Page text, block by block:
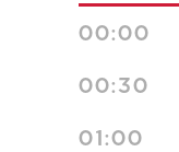
00:00
00:30
01:00